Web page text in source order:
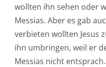
wollten ihn sehen oder
Messias. Aber es gab
verbieten wollten Jesus
ihn umbringen, weil er
Messias nicht